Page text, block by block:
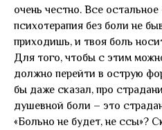
очень честно. Все
психотерапия без боли не
приходишь, и твоя боль
Для того, чтобы с этим
должно перейти в острую
бы даже сказал, про
душевной боли – это
«Больно не будет, не ссы»?